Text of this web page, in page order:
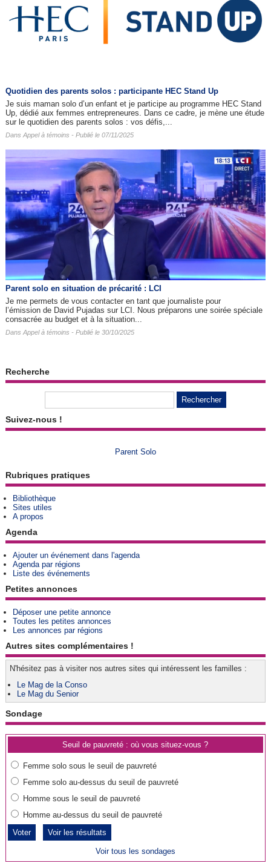
Quotidien des parents solos : participante HEC Stand Up
Je suis maman solo d’un enfant et je participe au programme HEC Stand
Up, dédié aux femmes entrepreneures. Dans ce cadre, je mène une étude
sur le quotidien des parents solos : vos défis,...
Dans Appel à témoins - Publié le 07/11/2025
Parent solo en situation de précarité : LCI
Je me permets de vous contacter en tant que journaliste pour
l’émission de David Pujadas sur LCI. Nous préparons une soirée spéciale
consacrée au budget et à la situation...
Dans Appel à témoins - Publié le 30/10/2025
Recherche
Suivez-nous !
Parent Solo
Rubriques pratiques
Bibliothèque
Sites utiles
A propos
Agenda
Ajouter un événement dans l'agenda
Agenda par régions
Liste des événements
Petites annonces
Déposer une petite annonce
Toutes les petites annonces
Les annonces par régions
Autres sites complémentaires !
N'hésitez pas à visiter nos autres sites qui intéressent les familles :
Le Mag de la Conso
Le Mag du Senior
Sondage
Seuil de pauvreté : où vous situez-vous ?
Femme solo sous le seuil de pauvreté
Femme solo au-dessus du seuil de pauvreté
Homme sous le seuil de pauvreté
Homme au-dessus du seuil de pauvreté
Voir les résultats
Voir tous les sondages